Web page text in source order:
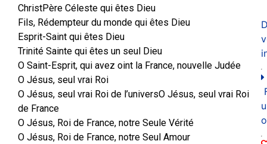
ChristPère Céleste qui êtes Dieu
Fils, Rédempteur du monde qui êtes Dieu
Esprit-Saint qui êtes Dieu
Trinité Sainte qui êtes un seul Dieu
O Saint-Esprit, qui avez oint la France, nouvelle Judée
O Jésus, seul vrai Roi
O Jésus, seul vrai Roi de l’universO Jésus, seul vrai Roi
de France
O Jésus, Roi de France, notre Seule Vérité
O Jésus, Roi de France, notre Seul Amour